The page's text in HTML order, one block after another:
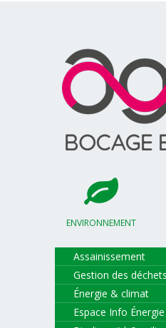
ENVIRONNEMENT
Assainissement
Gestion des déchets
Énergie & climat
Espace Info Énergie